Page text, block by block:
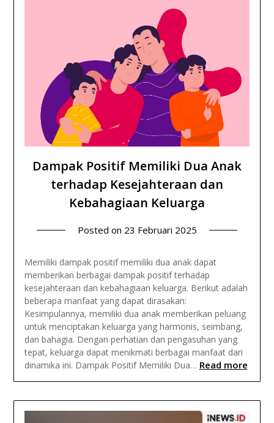
Dampak Positif Memiliki Dua Anak
terhadap Kesejahteraan dan
Kebahagiaan Keluarga
Posted on 23 Februari 2025
Memiliki dampak positif memiliki dua anak dapat
memberikan berbagai dampak positif terhadap
kesejahteraan dan kebahagiaan keluarga. Berikut adalah
beberapa manfaat yang dapat dirasakan:
Kesimpulannya, memiliki dua anak memberikan peluang
untuk menciptakan keluarga yang harmonis, seimbang,
dan bahagia. Dengan perhatian dan pengasuhan yang
tepat, keluarga dapat menikmati berbagai manfaat dari
dinamika ini. Dampak Positif Memiliki Dua… Read more